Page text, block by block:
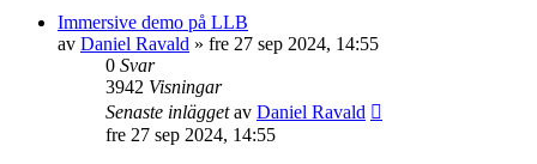
Immersive demo på LLB
av Daniel Ravald » fre 27 sep 2024, 14:55
0 Svar
3942 Visningar
Senaste inläggetav Daniel Ravald
fre 27 sep 2024, 14:55